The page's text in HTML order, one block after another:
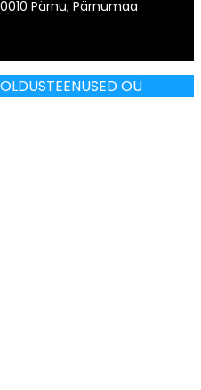
Pärnu, Pärnumaa
OÜ